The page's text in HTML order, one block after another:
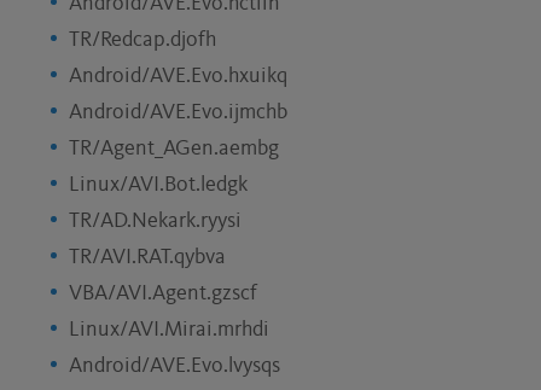
TR/Redcap.djofh
Android/AVE.Evo.hxuikq
Android/AVE.Evo.ijmchb
TR/Agent_AGen.aembg
Linux/AVI.Bot.ledgk
TR/AD.Nekark.ryysi
TR/AVI.RAT.qybva
VBA/AVI.Agent.gzscf
Linux/AVI.Mirai.mrhdi
Android/AVE.Evo.lvysqs